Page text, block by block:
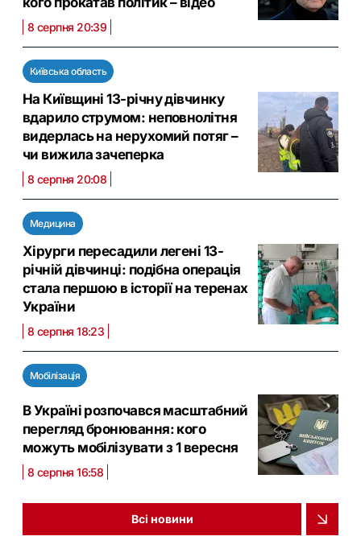
8 серпня 20:39
Київська область
На Київщині 13-річну дівчинку
вдарило струмом: неповнолітня
видерлась на нерухомий потяг –
чи вижила зачеперка
8 серпня 20:08
Медицина
Хірурги пересадили легені 13-
річній дівчинці: подібна операція
стала першою в історії на теренах
України
8 серпня 18:23
Мобілізація
В Україні розпочався масштабний
перегляд бронювання: кого
можуть мобілізувати з 1 вересня
8 серпня 16:58
Всі новини